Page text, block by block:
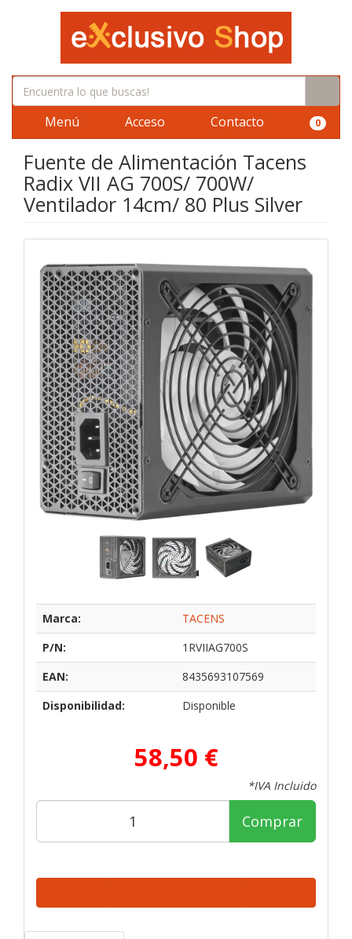
Menú Acceso Contacto 0
Fuente de Alimentación Tacens
Radix VII AG 700S/ 700W/
Ventilador 14cm/ 80 Plus Silver
Marca:
TACENS
P/N:
1RVIIAG700S
EAN:
8435693107569
Disponibilidad:
Disponible
58,50 €
*IVA Incluido
Comprar